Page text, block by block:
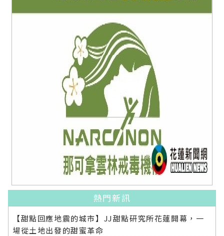
熱門新訊
【甜點回應地震的城市】JJ甜點研究所花蓮開幕，一
場從土地出發的甜蜜革命